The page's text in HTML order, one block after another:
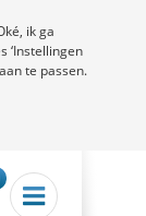
ik ga
‘Instellingen
te passen.